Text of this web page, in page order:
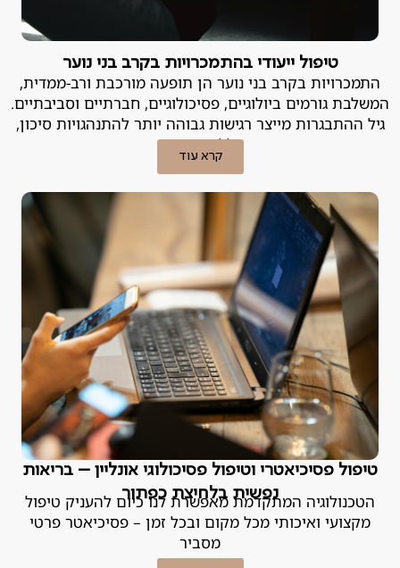
טיפול ייעודי בהתמכרויות בקרב בני נוער
התמכרויות בקרב בני נוער הן תופעה מורכבת ורב-ממדית,
המשלבת גורמים ביולוגיים, פסיכולוגיים, חברתיים וסביבתיים.
גיל ההתבגרות מייצר רגישות גבוהה יותר להתנהגויות סיכון,
ובכללן התמכרות.
קרא עוד
טיפול פסיכיאטרי וטיפול פסיכולוגי אונליין – בריאות
נפשית בלחיצת כפתור
הטכנולוגיה המתקדמת מאפשרת לנו כיום להעניק טיפול
מקצועי ואיכותי מכל מקום ובכל זמן – פסיכיאטר פרטי
מסביר